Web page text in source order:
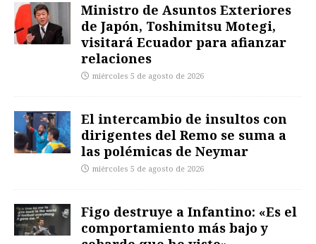
Ministro de Asuntos Exteriores
de Japón, Toshimitsu Motegi,
visitará Ecuador para afianzar
relaciones
miércoles 5 de agosto de 2026
El intercambio de insultos con
dirigentes del Remo se suma a
las polémicas de Neymar
miércoles 5 de agosto de 2026
Figo destruye a Infantino: «Es el
comportamiento más bajo y